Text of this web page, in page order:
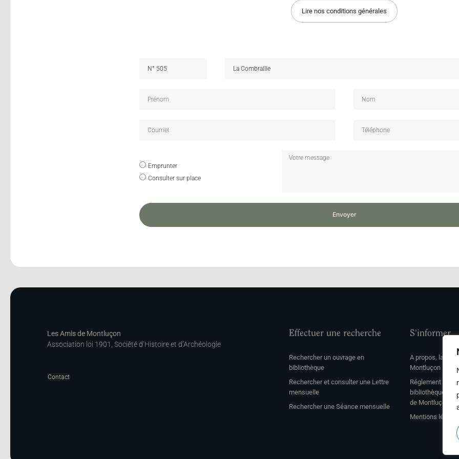
Lire nos conditions générales
Emprunter
Consulter sur place
Envoyer
Les Amis de Montluçon
Association loi 1901, Société d’Histoire et d’Archéologie
Contact
Effectuer une recherche
Rechercher un ouvrage en
bibliothèque
Rechercher et consulter une Lettre
mensuelle
Rechercher une Séance mensuelle
S'informer
A propos, la
Montluçon
Réglement de
bibliothèque et
de Montluçon
Mentions légales